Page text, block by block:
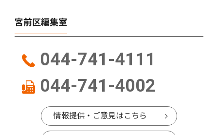
宮前区編集室
044-741-4111
044-741-4002
情報提供・ご意見はこちら